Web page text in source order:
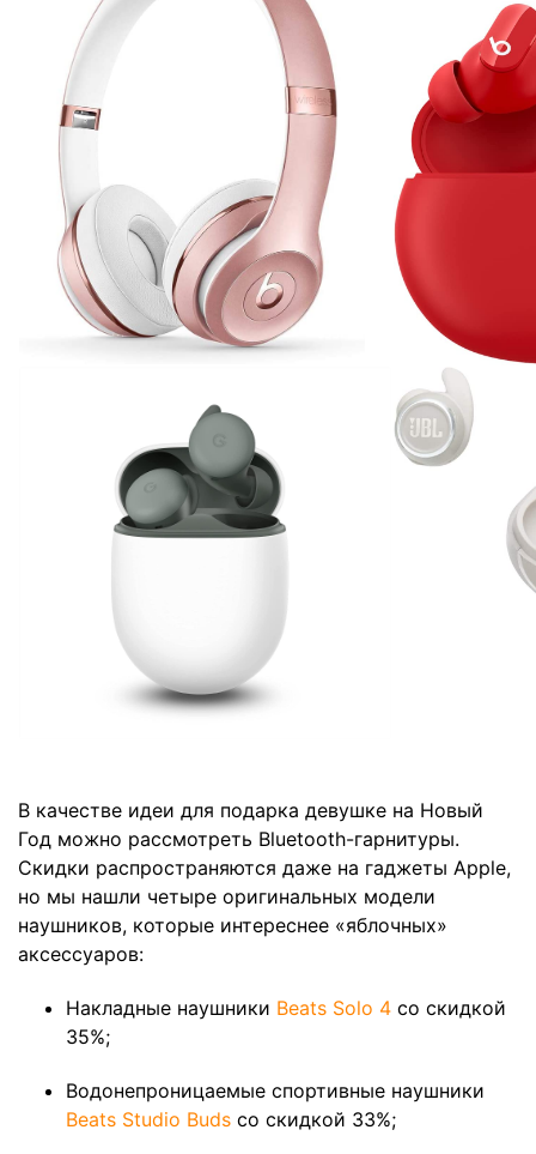
В качестве идеи для подарка девушке на Новый
Год можно рассмотреть Bluetooth-гарнитуры.
Скидки распространяются даже на гаджеты Apple,
но мы нашли четыре оригинальных модели
наушников, которые интереснее «яблочных»
аксессуаров:
Накладные наушники Beats Solo 4 со скидкой
35%;
Водонепроницаемые спортивные наушники
Beats Studio Buds со скидкой 33%;